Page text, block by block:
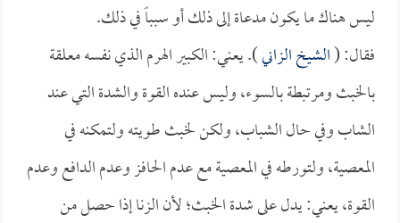
ليس هناك ما يكون مدعاة إلى ذلك أو سبباً في ذلك.
فقال: (الشيخ الزاني). يعني: الكبير الهرم الذي نفسه معلقة
بالخبث ومرتبطة بالسوء، وليس عنده القوة والشدة التي عند
الشاب وفي حال الشباب، ولكن لخبث طويته ولتمكنه في
المعصية، ولتورطه في المعصية مع عدم الحافز وعدم الدافع وعدم
القوة، يعني: يدل على شدة الخبث؛ لأن الزنا إذا حصل من